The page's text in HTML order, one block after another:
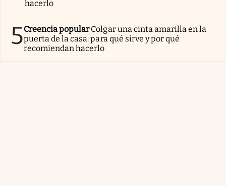
hacerlo
5Creencia popularColgar una cinta amarilla en la
puerta de la casa: para qué sirve y por qué
recomiendan hacerlo